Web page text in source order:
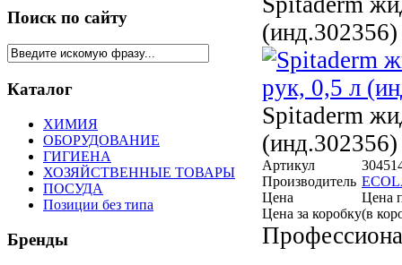
Поиск по сайту
Каталог
ХИМИЯ
ОБОРУДОВАНИЕ
ГИГИЕНА
ХОЗЯЙСТВЕННЫЕ ТОВАРЫ
ПОСУДА
Позиции без типа
Брeнды
(инд.302356)
Spitaderm
(инд.302356)
Артикул
Производитель
Цена
Цена
Цена за коробку(в